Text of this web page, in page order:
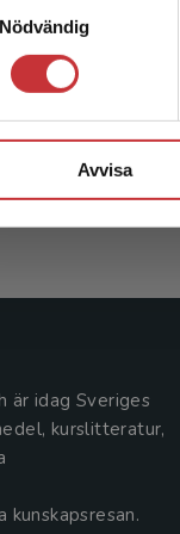
Nödvändig
Avvisa
Ekström,
Exkl.
är idag Sveriges
kurslitteratur,